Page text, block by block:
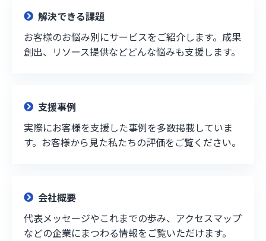
解決できる課題
お客様のお悩み別にサービスをご紹介します。成果
創出、リソース提供などどんな悩みも支援します。
支援事例
実際にお客様を支援した事例を多数掲載していま
す。お客様から見た私たちの評価をご覧ください。
会社概要
代表メッセージやこれまでの歩み、アクセスマップ
などの企業にまつわる情報をご覧いただけます。